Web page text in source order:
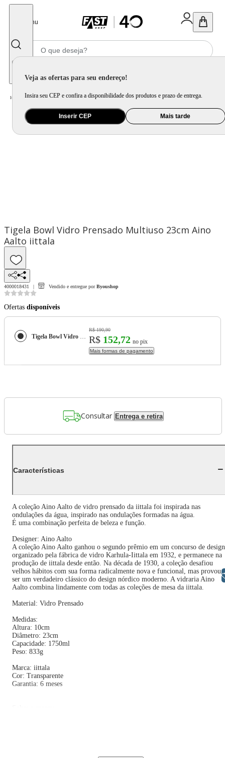
Menu
Veja as ofertas para seu endereço!
Insira seu CEP e confira a disponibilidade dos produtos e prazo de entrega.
Inserir CEP Mais tarde
Home Utilidade Doméstica Mesa / Aparelho de Jantar e Prato Avulso
Tigela Bowl Vidro Prensado Multiuso 23cm Aino
Aalto iittala
4000018431 Vendido e entregue por Byoushop
Ofertas disponíveis
Tigela Bowl Vidro Prensado Multiuso 23cm Aino Aalto iittala
R$ 190,90
R$ 152,72 no pix
Mais formas de pagamento
Consultar Entrega e retira
Características
A coleção Aino Aalto de vidro prensado da iittala foi inspirada nas
ondulações da água, inspirado nas ondulações formadas na água.
É uma combinação perfeita de beleza e função.
Designer: Aino Aalto
A coleção Aino Aalto ganhou o segundo prêmio em um concurso de design
organizado pela fábrica de vidro Karhula-Iittala em 1932, e permanece na
produção de iittala desde então. Na década de 1930, a coleção desafiou
velhos hábitos com sua forma radicalmente nova e funcional, mas provou
ser um verdadeiro clássico do design nórdico moderno. A vidraria Aino
Aalto combina lindamente com todas as coleções de mesa da iittala.
Material: Vidro Prensado
Medidas:
Altura: 10cm
Diâmetro: 23cm
Capacidade: 1750ml
Peso: 833g
Marca: iittala
Cor: Transparente
Garantia: 6 meses
estabelece seu lugar no campo do design internacional valorizando o estilo
Libras